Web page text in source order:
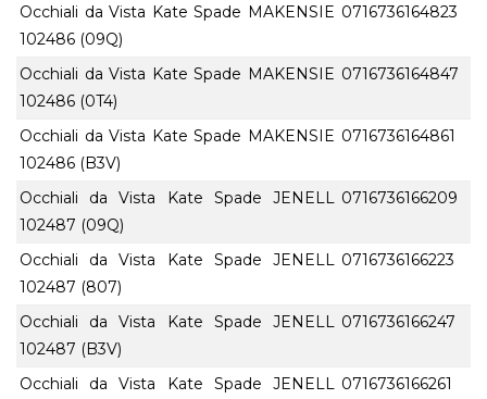
Occhiali da Vista Kate Spade MAKENSIE
102486 (09Q)
0716736164823
Occhiali da Vista Kate Spade MAKENSIE
102486 (0T4)
0716736164847
Occhiali da Vista Kate Spade MAKENSIE
102486 (B3V)
0716736164861
Occhiali da Vista Kate Spade JENELL
102487 (09Q)
0716736166209
Occhiali da Vista Kate Spade JENELL
102487 (807)
0716736166223
Occhiali da Vista Kate Spade JENELL
102487 (B3V)
0716736166247
Occhiali da Vista Kate Spade JENELL 0716736166261